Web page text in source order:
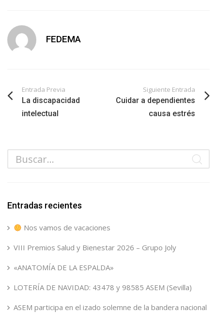
FEDEMA
Entrada Previa
La discapacidad
intelectual
Siguiente Entrada
Cuidar a dependientes
causa estrés
Entradas recientes
Nos vamos de vacaciones
VIII Premios Salud y Bienestar 2026 – Grupo Joly
«ANATOMÍA DE LA ESPALDA»
LOTERÍA DE NAVIDAD: 43478 y 98585 ASEM (Sevilla)
ASEM participa en el izado solemne de la bandera nacional